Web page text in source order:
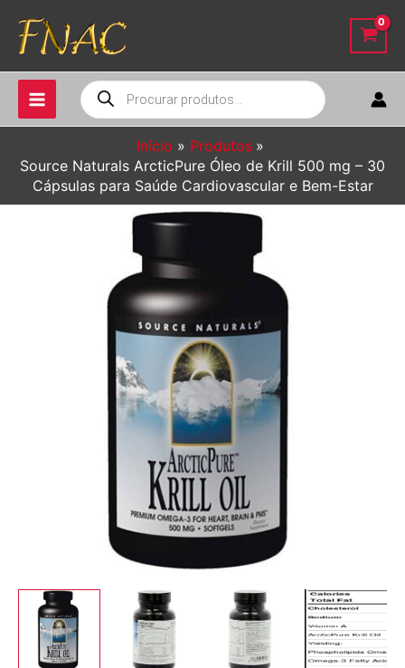
para
conteúdo
Pesquisar
produtos
Início
Produtos
Source Naturals ArcticPure Óleo de Krill 500 mg – 30
Cápsulas para Saúde Cardiovascular e Bem-Estar